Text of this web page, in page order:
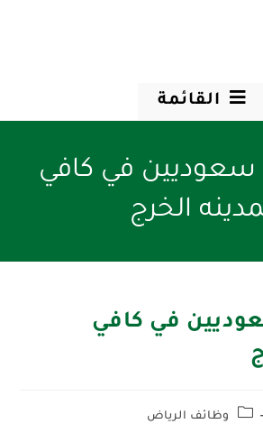
القائمة
في كافي
الخرج
في كافي
وظائف الرياض